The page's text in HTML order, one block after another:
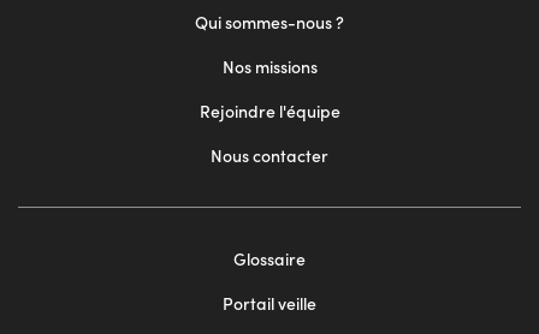
Qui sommes-nous ?
Nos missions
Rejoindre l'équipe
Nous contacter
Glossaire
Portail veille